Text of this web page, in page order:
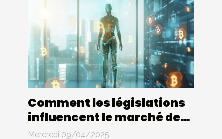
Comment les législations
influencent le marché des
cryptomonnaies
Mercredi 09/04/2025